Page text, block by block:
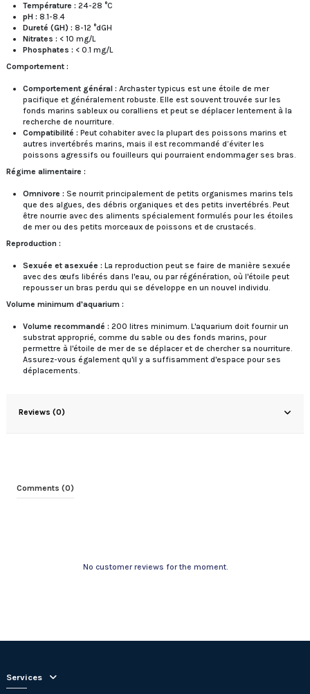
Température : 24-28 °C
pH : 8.1-8.4
Dureté (GH) : 8-12 °dGH
Nitrates : < 10 mg/L
Phosphates : < 0.1 mg/L
Comportement :
Comportement général : Archaster typicus est une étoile de mer
pacifique et généralement robuste. Elle est souvent trouvée sur les
fonds marins sableux ou coralliens et peut se déplacer lentement à la
recherche de nourriture.
Compatibilité : Peut cohabiter avec la plupart des poissons marins et
autres invertébrés marins, mais il est recommandé d’éviter les
poissons agressifs ou fouilleurs qui pourraient endommager ses bras.
Régime alimentaire :
Omnivore : Se nourrit principalement de petits organismes marins tels
que des algues, des débris organiques et des petits invertébrés. Peut
être nourrie avec des aliments spécialement formulés pour les étoiles
de mer ou des petits morceaux de poissons et de crustacés.
Reproduction :
Sexuée et asexuée : La reproduction peut se faire de manière sexuée
avec des œufs libérés dans l'eau, ou par régénération, où l'étoile peut
repousser un bras perdu qui se développe en un nouvel individu.
Volume minimum d'aquarium :
Volume recommandé : 200 litres minimum. L'aquarium doit fournir un
substrat approprié, comme du sable ou des fonds marins, pour
permettre à l'étoile de mer de se déplacer et de chercher sa nourriture.
Assurez-vous également qu'il y a suffisamment d'espace pour ses
déplacements.
Reviews (0)
Comments (0)
No customer reviews for the moment.
Services